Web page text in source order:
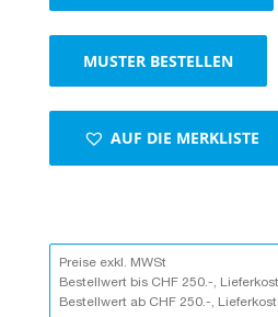
Verpackungslösung
mit
stabilem
MUSTER BESTELLEN
AUF DIE MERKLISTE
Preise exkl. MWSt
Bestellwert bis CHF 250.-,
Bestellwert ab CHF 250.-,